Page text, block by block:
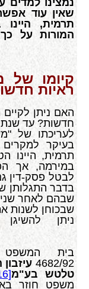
נמצינו למדים
שאין עוד
תרמית,
המורות על
קיומו של
ראיות
האם ניתן
לעריכתו של
בעיקר
תרמית, היינו
במירמה, אך
לבטל פסק-דין
בדבר התגלותן
שבהם לאחר
שבכוחן לשנות
ניתן
4682/92
טלטש בע"מ
משפט חוזר